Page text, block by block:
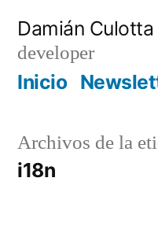
contenido
Damián Culotta
developer
Inicio
Archivos de la
i18n